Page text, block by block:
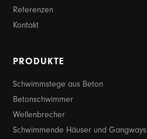
Referenzen
Kontakt
PRODUKTE
Schwimmstege aus Beton
Betonschwimmer
Wellenbrecher
Schwimmende Häuser und Gangways